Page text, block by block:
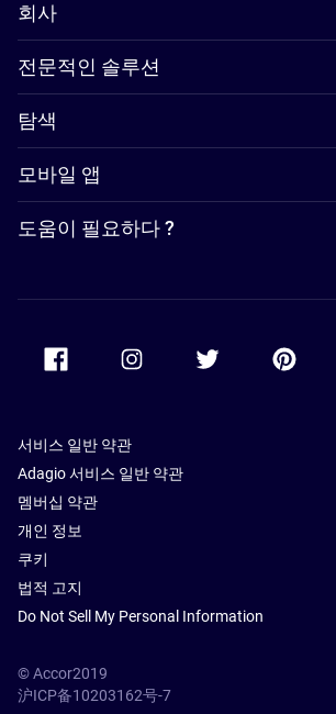
회사
전문적인 솔루션
탐색
모바일 앱
도움이 필요하다 ?
Accor Facebook Accor TwitterAccor
서비스 일반 약관
Adagio 서비스 일반 약관
멤버십 약관
개인 정보
쿠키
법적 고지
Do Not Sell My Personal Information
© Accor2019
沪ICP备10203162号-7